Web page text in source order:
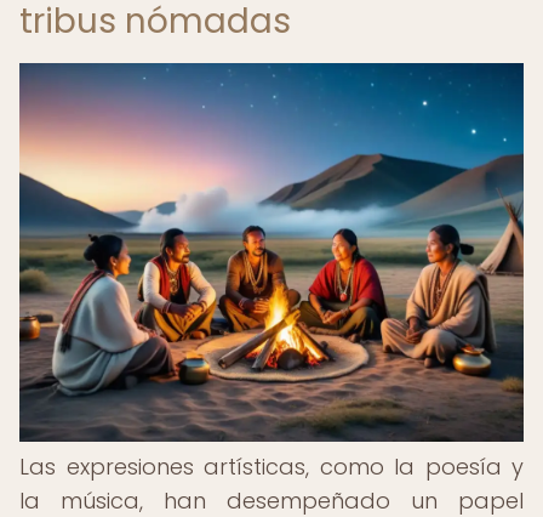
tribus nómadas
Las expresiones artísticas, como la poesía y
la música, han desempeñado un papel